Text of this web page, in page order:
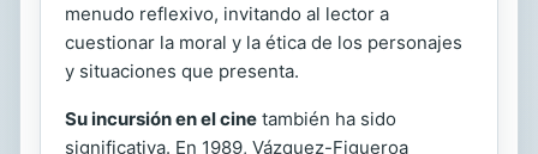
menudo reflexivo, invitando al lector a
cuestionar la moral y la ética de los personajes
y situaciones que presenta.
Su incursión en el cine también ha sido
significativa. En 1989, Vázquez-Figueroa